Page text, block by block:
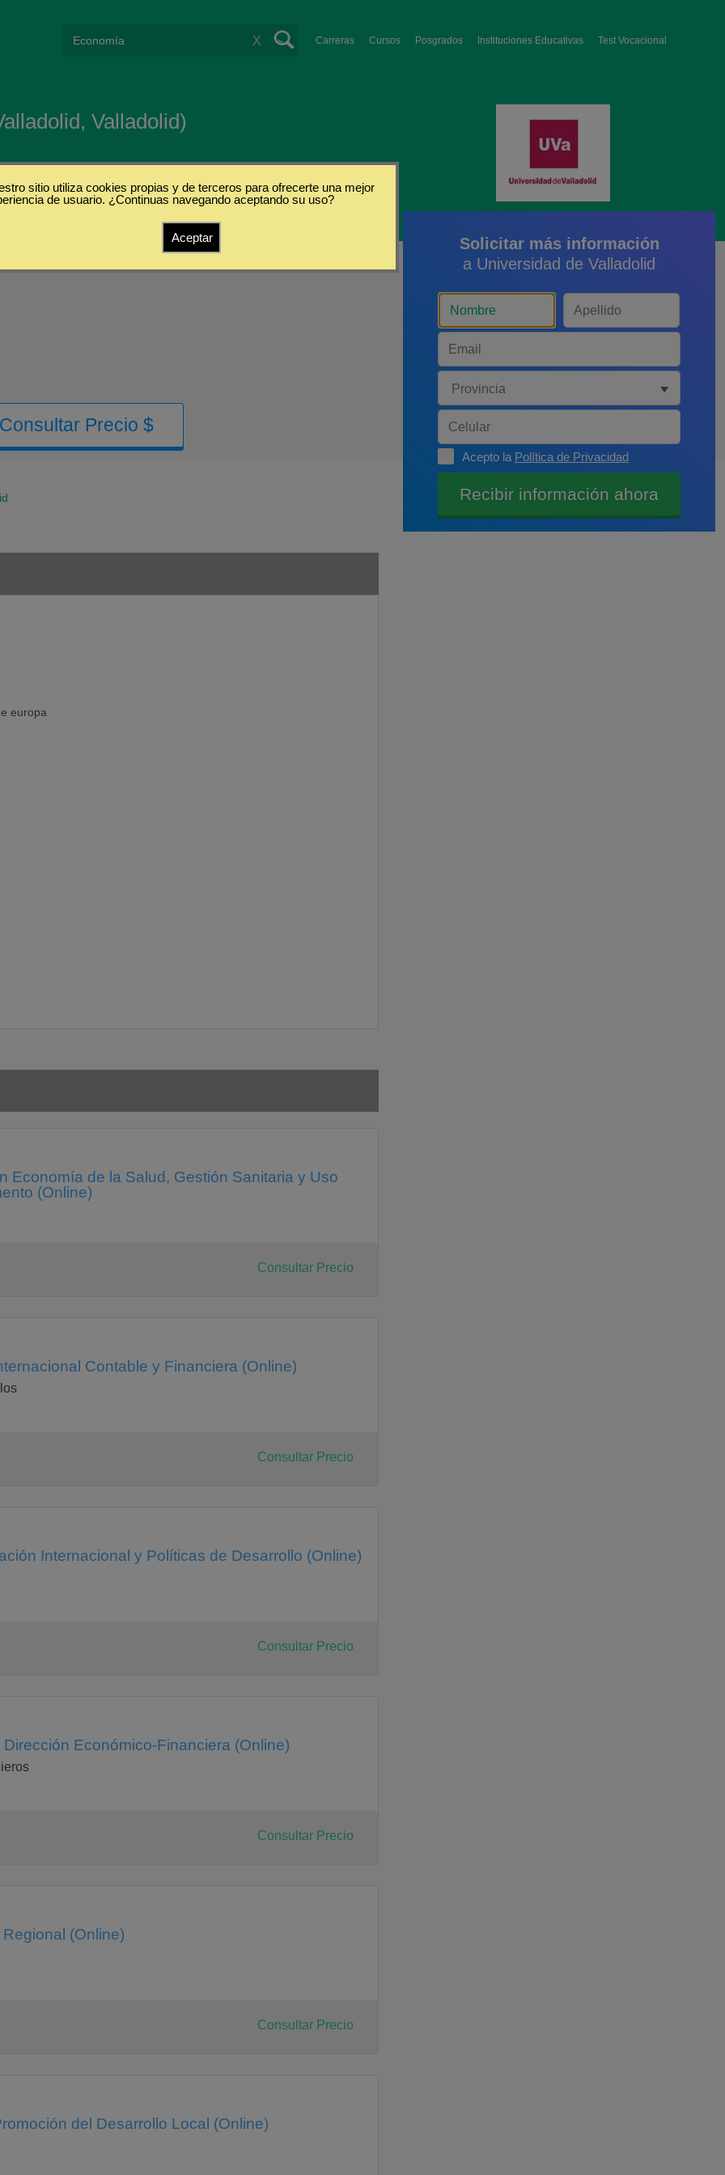
Carreras Cursos Posgrados Instituciones Educativas Test Vocacional
X
Valladolid)
Consultar Precio $
europa
Economía de la Salud, Gestión Sanitaria y Uso
(Online)
Consultar Precio
Contable y Financiera (Online)
Consultar Precio
Internacional y Políticas de Desarrollo (Online)
Consultar Precio
Económico-Financiera (Online)
Consultar Precio
(Online)
Consultar Precio
del Desarrollo Local (Online)
Solicitar más información
a Universidad de Valladolid
Acepto la Política de Privacidad
sitio utiliza cookies propias y de terceros para ofrecerte una mejor
de usuario. ¿Continuas navegando aceptando su uso?
Aceptar